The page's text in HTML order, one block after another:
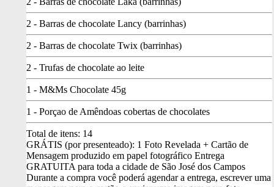
2 - Barras de chocolate Lancy (barrinhas)
2 - Barras de chocolate Twix (barrinhas)
2 - Trufas de chocolate ao leite
1 - M&Ms Chocolate 45g
1 - Porçao de Amêndoas cobertas de chocolates
Total de itens: 14
GRÁTIS (por presenteado): 1 Foto Revelada + Cartão de
Mensagem produzido em papel fotográfico Entrega
GRATUITA para toda a cidade de São José dos Campos
Durante a compra você poderá agendar a entrega, escrever uma